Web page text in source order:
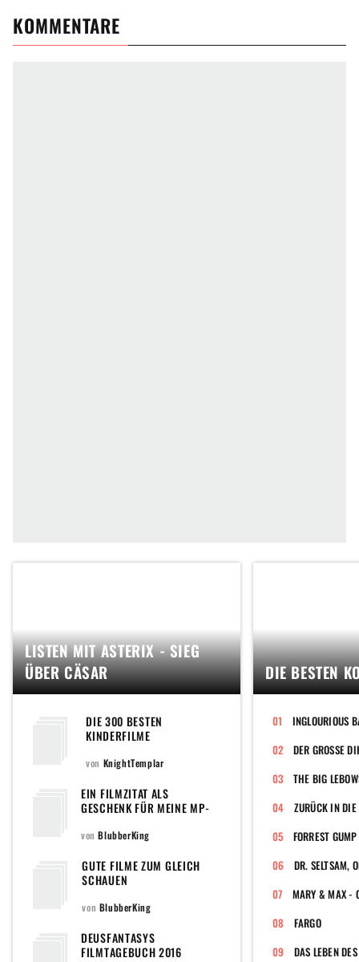
KOMMENTARE
LISTEN MIT ASTERIX - SIEG
ÜBER CÄSAR
DIE 300 BESTEN
KINDERFILME
von KnightTemplar
EIN FILMZITAT ALS
GESCHENK FÜR MEINE MP-
vonBlubberKing
GUTE FILME ZUM GLEICH
SCHAUEN
von BlubberKing
DEUSFANTASYS
FILMTAGEBUCH 2016
DIE BESTEN
INGLOURIOUS
DER GROSSE
THE BIG
ZURÜCK IN DIE
FORREST GUMP
FARGO
DAS LEBEN